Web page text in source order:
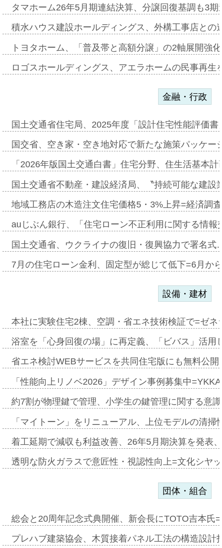
タマホーム26年5月期連結決算、分譲回復基調も3
積水ハウス建設ホールディングス、外構工事店と
トヨタホーム、「普及帯と高額分譲」の2軸展開強
ロゴスホールディングス、アエラホームの民事再
金融・行政
国土交通省住宅局、2025年度「設計住宅性能評価
国交省、空き家・空き地対応で新たな施策パッケ
「2026年版国土交通白書」住宅分野、住生活基本
国土交通省不動産・建設経済局、〝持続可能な建
地域工務店の木造注文住宅価格5・3%上昇=経済調
auじぶん銀行、「住宅ローン不正利用に関する情
国土交通省、ウクライナの復旧・復興協力で署名
7月の住宅ローン金利、固定型が総じて低下=6月か
設備・建材
本社に実験住宅2棟、空調・省エネ技術検証で=ゼ
浴室を「心身回復の場」に再定義、「ビバス」活
省エネ検討WEBサービスを共同住宅版にも無料公
「性能向上リノベ2026」デザイン事例募集中
約7割が物理鍵で管理、小学生の鍵管理に関する意
「マイトーン」をリニューアル、上位モデルの清
着工延期で減収も利益改善、26年5月期決算を発表
透明な防火ガラスで意匠性・視認性向上=文化シヤ
団体・組合
総会と20周年記念式典開催、新会長にTOTO吉本氏
プレハブ建築協会、木質接着パネル工法の構造設